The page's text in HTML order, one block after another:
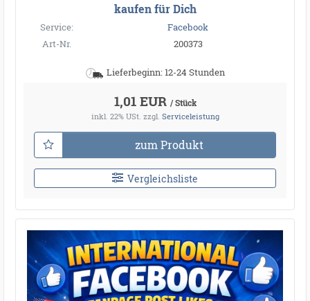
kaufen für Dich
Service:
Facebook
Art-Nr.
200373
Lieferbeginn: 12-24 Stunden
1,01 EUR / Stück
inkl. 22% USt. zzgl. Serviceleistung
zum Produkt
Vergleichsliste